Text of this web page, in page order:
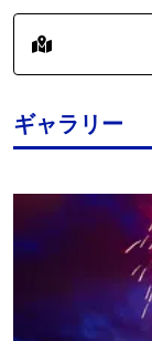
ギャラリー